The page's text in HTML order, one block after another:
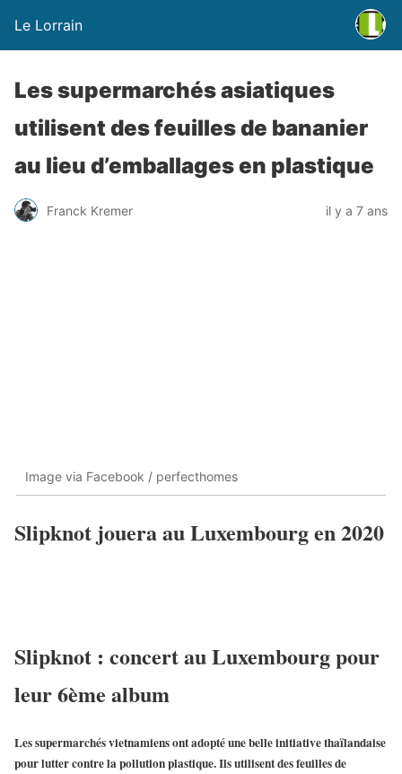
Le Lorrain
Les supermarchés asiatiques
utilisent des feuilles de bananier
au lieu d’emballages en plastique
Franck Kremer il y a 7 ans
Image via Facebook / perfecthomes
Slipknot jouera au Luxembourg en 2020
Slipknot : concert au Luxembourg pour
leur 6ème album
Les supermarchés vietnamiens ont adopté une belle initiative thaïlandaise
pour lutter contre la pollution plastique. Ils utilisent des feuilles de